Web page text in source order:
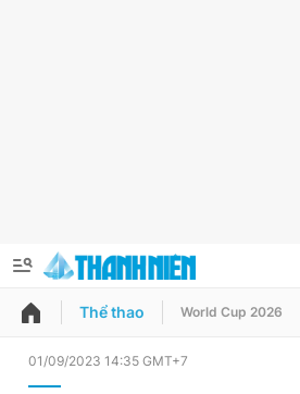
QUẢNG CÁO ĐẶT BÁO
Thể thao World Cup 2026
01/09/2023 14:35 GMT+7